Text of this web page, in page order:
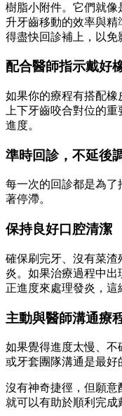
樹脂小附件。它們就
升牙齒移動的效率與
得盡快回診補上，以免
配合醫師指示戴好
如果你的療程有搭配
上下牙齒咬合對位的
進度。
準時回診，不延後
每一次的回診都是為
著停滯。
保持良好口腔清潔
確保刷完牙、沒有菜
炎。如果治療過程中
正進度來處理發炎，這
主動與醫師溝通療
如果覺得進度太慢、不
或牙套團隊溝通是最好
沒有神奇捷徑，但願意
就可以有助於順利完成